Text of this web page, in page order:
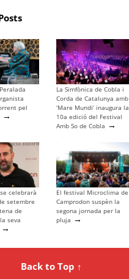
pel
→
La Simfònica de Cobla i
Corda de Catalunya amb
‘Mare Mundi’ inaugura la
10a edició del Festival
Amb So de Cobla →
celebrarà
setembre
de
seva
→
El festival Microclima de
Camprodon suspèn la
segona jornada per la
pluja →
Back to Top ↑